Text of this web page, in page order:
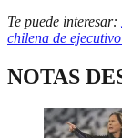
Te puede interesar:
chilena de
NOTAS